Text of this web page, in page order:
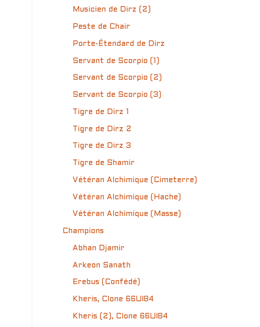
Musicien de Dirz (2)
Peste de Chair
Porte-Étendard de Dirz
Servant de Scorpio (1)
Servant de Scorpio (2)
Servant de Scorpio (3)
Tigre de Dirz 1
Tigre de Dirz 2
Tigre de Dirz 3
Tigre de Shamir
Vétéran Alchimique (Cimeterre)
Vétéran Alchimique (Hache)
Vétéran Alchimique (Masse)
Champions
Abhan Djamir
Arkeon Sanath
Erebus (Confédé)
Kheris, Clone 66UI84
Kheris (2), Clone 66UI84